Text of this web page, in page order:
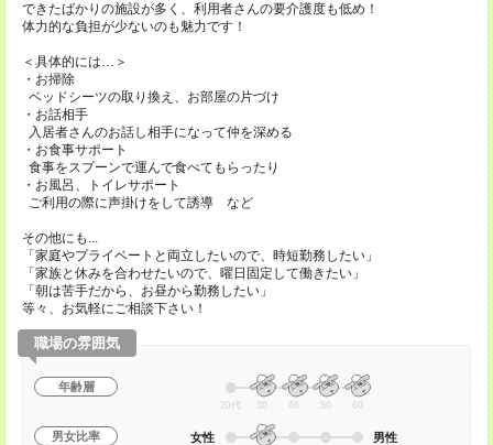
できたばかりの施設が多く、利用者さんの要介護度も低め！
体力的な負担が少ないのも魅力です！
＜具体的には…＞
・お掃除
ベッドシーツの取り換え、お部屋の片づけ
・お話相手
入居者さんのお話し相手になって仲を深める
・お食事サポート
食事をスプーンで運んで食べてもらったり
・お風呂、トイレサポート
ご利用の際に声掛けをして誘導 など
その他にも...
「家庭やプライベートと両立したいので、時短勤務したい」
「家族と休みを合わせたいので、曜日固定して働きたい」
「朝は苦手だから、お昼から勤務したい」
等々、お気軽にご相談下さい！
職場の雰囲気
年齢層
20代 30 40 50 60
男女比率 女性 男性